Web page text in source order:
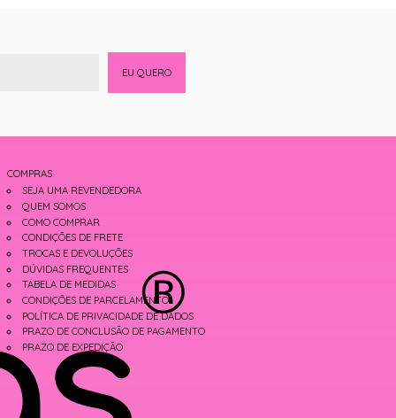
EU QUERO
COMPRAS
SEJA UMA REVENDEDORA
QUEM SOMOS
COMO COMPRAR
CONDIÇÕES DE FRETE
TROCAS E DEVOLUÇÕES
DÚVIDAS FREQUENTES
TABELA DE MEDIDAS
CONDIÇÕES DE PARCELAMENTO
POLÍTICA DE PRIVACIDADE DE DADOS
PRAZO DE CONCLUSÃO DE PAGAMENTO
PRAZO DE EXPEDIÇÃO